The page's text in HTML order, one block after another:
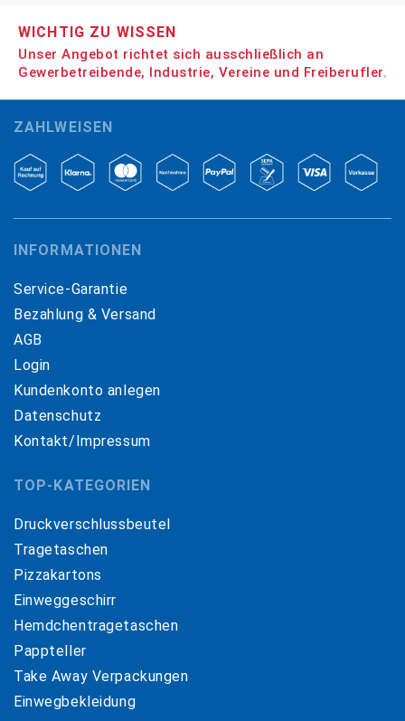
WICHTIG ZU WISSEN
Unser Angebot richtet sich ausschließlich an
Gewerbetreibende, Industrie, Vereine und Freiberufler.
ZAHLWEISEN
INFORMATIONEN
Service-Garantie
Bezahlung & Versand
AGB
Login
Kundenkonto anlegen
Datenschutz
Kontakt/Impressum
TOP-KATEGORIEN
Druckverschlussbeutel
Tragetaschen
Pizzakartons
Einweggeschirr
Hemdchentragetaschen
Pappteller
Take Away Verpackungen
Einwegbekleidung